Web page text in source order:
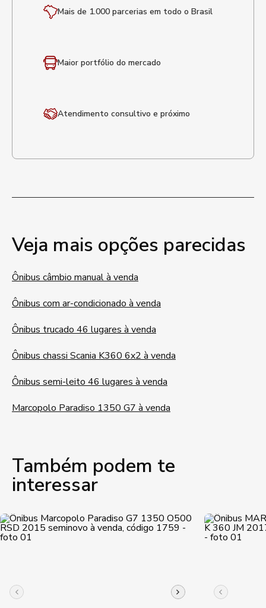
Mais de 1.000 parcerias em todo o Brasil
Maior portfólio do mercado
Atendimento consultivo e próximo
Veja mais opções parecidas
Ônibus câmbio manual à venda
Ônibus com ar-condicionado à venda
Ônibus trucado 46 lugares à venda
Ônibus chassi Scania K360 6x2 à venda
Ônibus semi-leito 46 lugares à venda
Marcopolo Paradiso 1350 G7 à venda
Também podem te
interessar